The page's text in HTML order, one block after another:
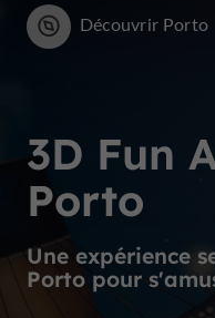
3D Fun
Porto
Une expérience
Porto pour
Découvrir Porto